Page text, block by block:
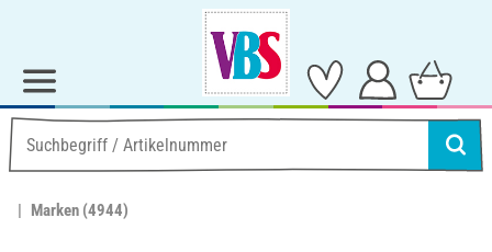
Marken (4944)